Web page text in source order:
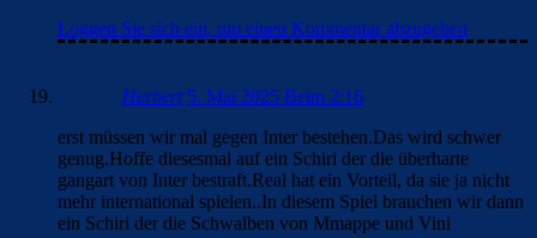
Loggen Sie sich ein, um einen Kommentar abzugeben
Herbert 5. Mai 2025 Beim 2:16
erst müssen wir mal gegen Inter bestehen.Das wird schwer
genug.Hoffe diesesmal auf ein Schiri der die überharte
gangart von Inter bestraft.Real hat ein Vorteil, da sie ja nicht
mehr international spielen..In diesem Spiel brauchen wir dann
ein Schiri der die Schwalben von Mmappe und Vini